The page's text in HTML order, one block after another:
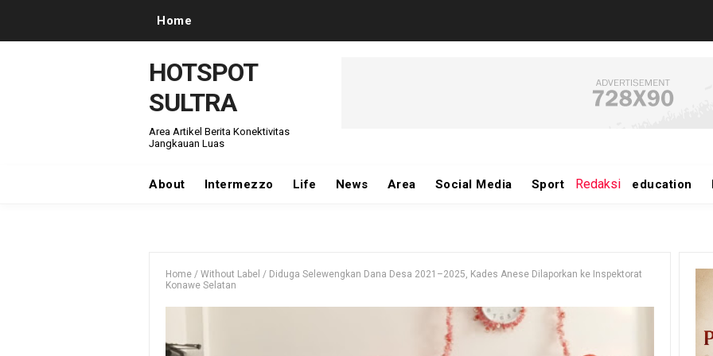
Home
HOTSPOT
SULTRA
Area Artikel Berita Konektivitas
Jangkauan Luas
About Intermezzo Life News Area Social Media Sport Redaksi education
Home / Without Label / Diduga Selewengkan Dana Desa 2021–2025, Kades Anese Dilaporkan ke Inspektorat
Konawe Selatan